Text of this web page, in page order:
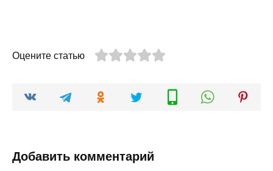
Оцените статью
Добавить комментарий